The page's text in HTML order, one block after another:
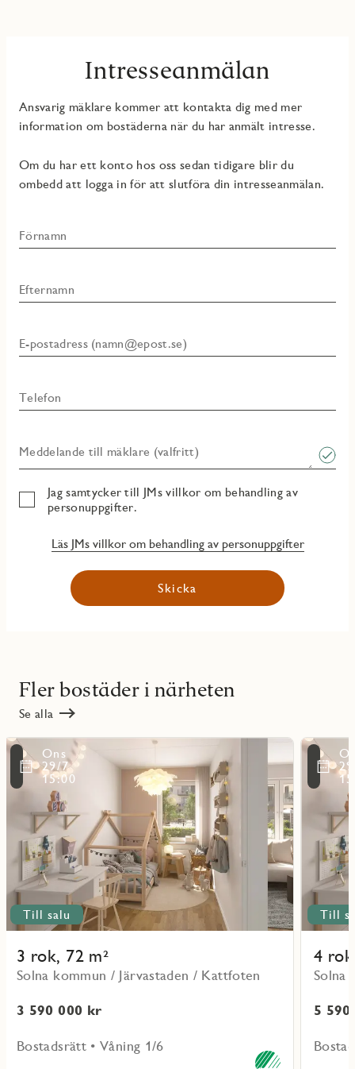
Intresseanmälan
Ansvarig mäklare kommer att kontakta dig med mer
information om bostäderna när du har anmält intresse.
Om du har ett konto hos oss sedan tidigare blir du
ombedd att logga in för att slutföra din intresseanmälan.
Förnamn
Efternamn
E-postadress (namn@epost.se)
Telefon
Meddelande till mäklare (valfritt)
Jag samtycker till JMs villkor om behandling av
personuppgifter.
Läs JMs villkor om behandling av personuppgifter
Skicka
Fler bostäder i närheten
Se alla
Till salu
3 rok, 72 m²
Solna kommun / Järvastaden / Kattfoten
3 590 000 kr
Bostadsrätt • Våning 1/6
Ons
29/7
15:00
Läs
mer
objekt
Till
4
Solna
5
Läs
mer
objekt